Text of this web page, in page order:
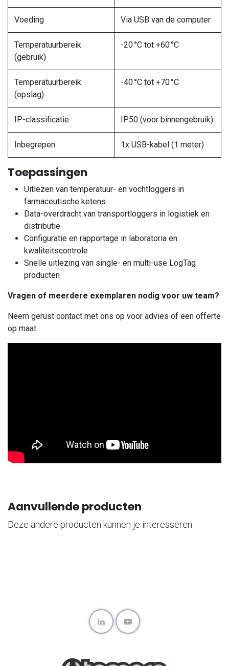
Voeding Via USB van de computer
Temperatuurbereik
(gebruik)
-20 °C tot +60 °C
Temperatuurbereik
(opslag)
-40 °C tot +70 °C
IP-classificatie IP50 (voor binnengebruik)
Inbegrepen 1x USB-kabel (1 meter)
Toepassingen
Uitlezen van temperatuur- en vochtloggers in
farmaceutische ketens
Data-overdracht van transportloggers in logistiek en
distributie
Configuratie en rapportage in laboratoria en
kwaliteitscontrole
Snelle uitlezing van single- en multi-use LogTag
producten
Vragen of meerdere exemplaren nodig voor uw team?
Neem gerust contact met ons op voor advies of een offerte
op maat.
Aanvullende producten
Deze andere producten kunnen je interesseren